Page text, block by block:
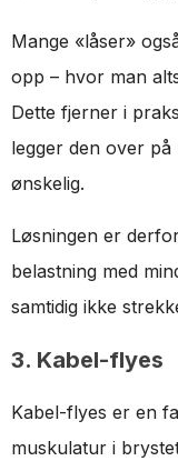
Mange «låser»
opp – hvor man
Dette fjerner i
legger den over
ønskelig.
Løsningen er
belastning med
samtidig ikke
3. Kabel-flyes
Kabel-flyes er en
muskulatur i